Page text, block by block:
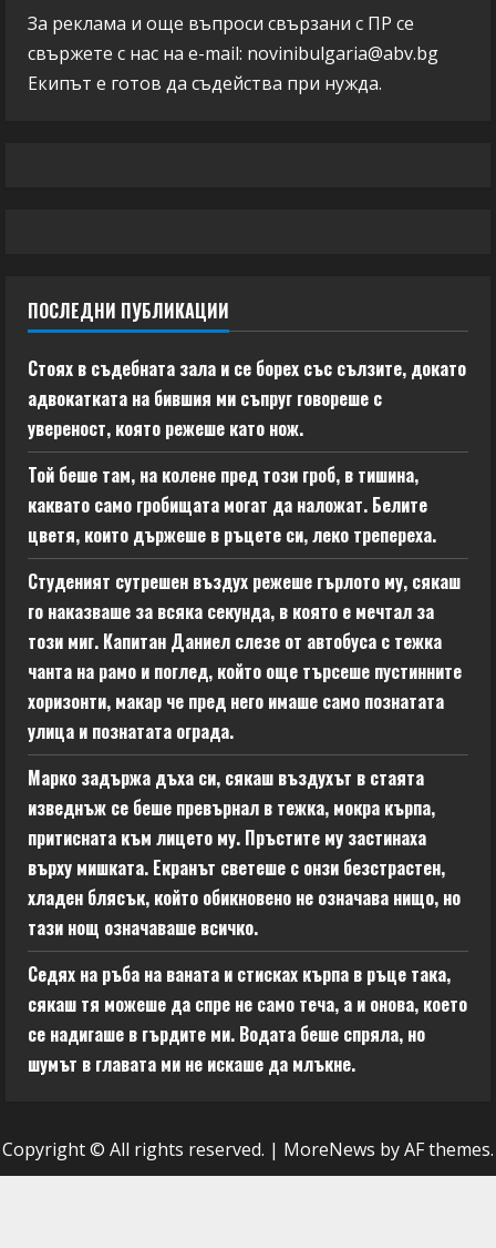
За реклама и още въпроси свързани с ПР се
свържете с нас на e-mail: novinibulgaria@abv.bg
Екипът е готов да съдейства при нужда.
ПОСЛЕДНИ ПУБЛИКАЦИИ
Стоях в съдебната зала и се борех със сълзите, докато
адвокатката на бившия ми съпруг говореше с
увереност, която режеше като нож.
Той беше там, на колене пред този гроб, в тишина,
каквато само гробищата могат да наложат. Белите
цветя, които държеше в ръцете си, леко трепереха.
Студеният сутрешен въздух режеше гърлото му, сякаш
го наказваше за всяка секунда, в която е мечтал за
този миг. Капитан Даниел слезе от автобуса с тежка
чанта на рамо и поглед, който още търсеше пустинните
хоризонти, макар че пред него имаше само познатата
улица и познатата ограда.
Марко задържа дъха си, сякаш въздухът в стаята
изведнъж се беше превърнал в тежка, мокра кърпа,
притисната към лицето му. Пръстите му застинаха
върху мишката. Екранът светеше с онзи безстрастен,
хладен блясък, който обикновено не означава нищо, но
тази нощ означаваше всичко.
Седях на ръба на ваната и стисках кърпа в ръце така,
сякаш тя можеше да спре не само теча, а и онова, което
се надигаше в гърдите ми. Водата беше спряла, но
шумът в главата ми не искаше да млъкне.
Copyright © All rights reserved. | MoreNews by AF themes.